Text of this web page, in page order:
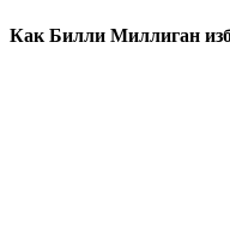
Как Билли Миллиган